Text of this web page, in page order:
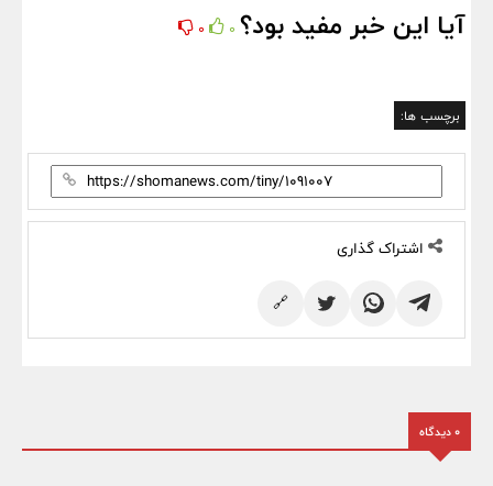
آیا این خبر مفید بود؟ 0
0
برچسب ها:
اشتراک گذاری
🔗
0 دیدگاه